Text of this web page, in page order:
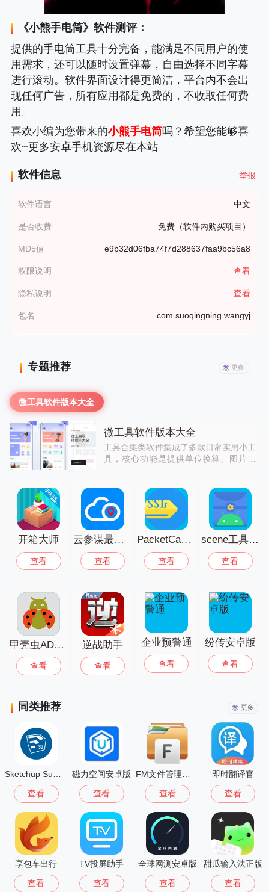
《小熊手电筒》软件测评：
提供的手电筒工具十分完备，能满足不同用户的使
用需求，还可以随时设置弹幕，自由选择不同字幕
进行滚动。软件界面设计得更简洁，平台内不会出
现任何广告，所有应用都是免费的，不收取任何费
用。
喜欢小编为您带来的小熊手电筒吗？希望您能够喜
欢~更多安卓手机资源尽在本站
软件信息 举报
软件语言 中文
是否收费 免费（软件内购买项目）
MD5值 e9b32d06fba74f7d288637faa9bc56a8
权限说明 查看
隐私说明 查看
包名 com.suoqingning.wangyj
专题推荐 更多
微工具软件版本大全
微工具软件版本大全
工具合集类软件集成了多款日常实用小工
具，核心功能是提供单位换算、图片处
软件就能满足多样的工具使用需求，非常
方便。喜欢的小伙伴们不要犹豫了，快来
下载试试吧！
开箱大师
查看
云参谋最新版
查看
PacketCapture抓包工具
查看
scene工具箱官网版
查看
甲壳虫ADB助手官方版
查看
逆战助手
查看
企业预警通
查看
纷传安卓版
查看
同类推荐 更多
查看
磁力空间安卓版
查看 查看
即时翻译官
查看
享包车出行
查看
TV投屏助手
查看
全球网测安卓版
查看
甜瓜输入法正版
查看